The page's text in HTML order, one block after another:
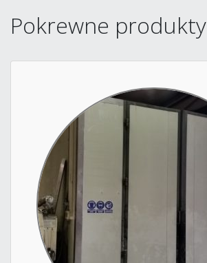
Pokrewne produkty